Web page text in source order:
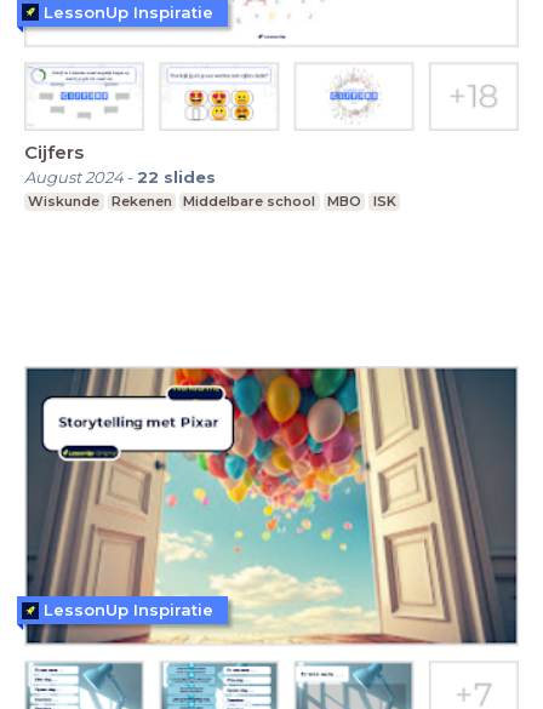
Cijfers
August 2024- 22 slides
Wiskunde Rekenen Middelbare school MBO ISK
LessonUp Inspiratie
LessonUp Inspiratie